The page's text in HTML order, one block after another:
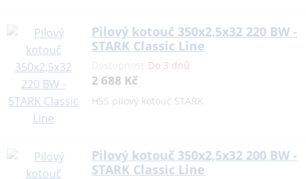
Pilový kotouč 350x2,5x32 220 BW -
STARK Classic Line
Do 3 dnů
2 688 Kč
HSS pilový kotouč STARK
Pilový kotouč 350x2,5x32 200 BW -
STARK Classic Line